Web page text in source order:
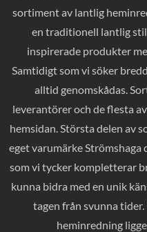
sortiment av lantlig
en traditionell lantlig
inspirerade produkter
Samtidigt som vi söker
alltid genomskådas.
leverantörer och de flesta
hemsidan. Största delen av
eget varumärke
som vi tycker kompletterar
kunna bidra med en unik
tagen från svunna
heminredning